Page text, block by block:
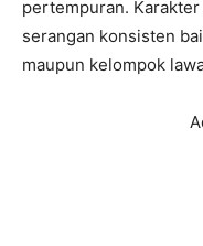
pertempuran.
serangan konsisten
maupun kelompok